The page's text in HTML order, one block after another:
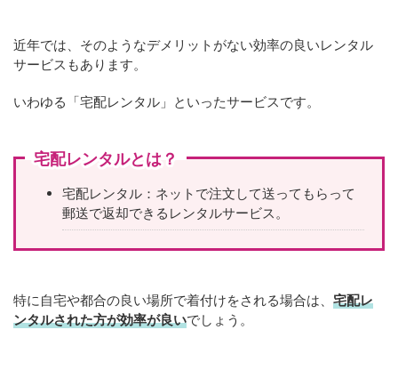
近年では、そのようなデメリットがない効率の良いレンタル
サービスもあります。
いわゆる「宅配レンタル」といったサービスです。
宅配レンタルとは？
宅配レンタル：ネットで注文して送ってもらって
郵送で返却できるレンタルサービス。
特に自宅や都合の良い場所で着付けをされる場合は、 宅配レ
ンタルされた方が効率が良いでしょう。